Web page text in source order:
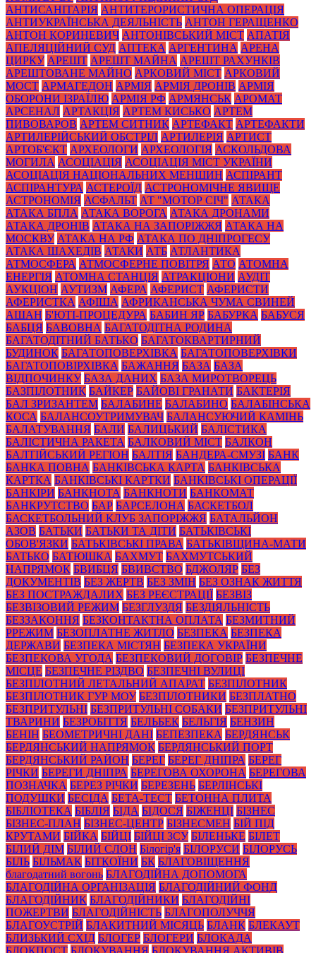
АНТИСАНІТАРІЯ АНТИТЕРОРИСТИЧНА ОПЕРАЦІЯ
АНТИУКРАЇНСЬКА ДЕЯЛЬНІСТЬ АНТОН ГЕРАЩЕНКО
АНТОН КОРИНЕВИЧ АНТОНІВСЬКИЙ МІСТ АПАТІЯ
АПЕЛЯЦІЙНИЙ СУД АПТЕКА АРГЕНТИНА АРЕНА
ЦИРКУ АРЕШТ АРЕШТ МАЙНА АРЕШТ РАХУНКІВ
АРЕШТОВАНЕ МАЙНО АРКОВИЙ МІСТ АРКОВИЙ
МОСТ АРМАГЕДОН АРМІЯ АРМІЯ ДРОНІВ АРМІЯ
ОБОРОНИ ІЗРАЇЛЮ АРМІЯ РФ АРМЯНСЬК АРОМАТ
АРСЕНАЛ АРТАКЦІЯ АРТЕМ КИСЬКО АРТЕМ
ПИВОВАРОВ АРТЕМ СИТНИК АРТЕФАКТ АРТЕФАКТИ
АРТИЛЕРІЙСЬКИЙ ОБСТРІЛ АРТИЛЕРІЯ АРТИСТ
АРТОБ'ЄКТ АРХЕОЛОГИ АРХЕОЛОГІЯ АСКОЛЬДОВА
МОГИЛА АСОЦІАЦІЯ АСОЦІАЦІЯ МІСТ УКРАЇНИ
АСОЦІАЦІЯ НАЦІОНАЛЬНИХ МЕНШИН АСПІРАНТ
АСПІРАНТУРА АСТЕРОЇД АСТРОНОМІЧНЕ ЯВИЩЕ
АСТРОНОМІЯ АСФАЛЬТ АТ "МОТОР СІЧ" АТАКА
АТАКА БПЛА АТАКА ВОРОГА АТАКА ДРОНАМИ
АТАКА ДРОНІВ АТАКА НА ЗАПОРІЖЖЯ АТАКА НА
МОСКВУ АТАКА НА РФ АТАКА ПО ДНІПРОГЕСУ
АТАКА ШАХЕДІВ АТАКИ АТБ АТЛАНТИКА
АТМОСФЕРА АТМОСФЕРНЕ ПОВІТРЯ АТО АТОМНА
ЕНЕРГІЯ АТОМНА СТАНЦІЯ АТРАКЦІОНИ АУДІТ
АУКЦІОН АУТИЗМ АФЕРА АФЕРИСТ АФЕРИСТИ
АФЕРИСТКА АФІША АФРИКАНСЬКА ЧУМА СВИНЕЙ
АШАН Б'ЮТІ-ПРОЦЕДУРА БАБИН ЯР БАБУРКА БАБУСЯ
БАБЦЯ БАВОВНА БАГАТОДІТНА РОДИНА
БАГАТОДІТНИЙ БАТЬКО БАГАТОКВАРТИРНИЙ
БУДИНОК БАГАТОПОВЕРХІВКА БАГАТОПОВЕРХІВКИ
БАГАТОПОВІРХІВКА БАЖАННЯ БАЗА БАЗА
ВІДПОЧИНКУ БАЗА ДАНИХ БАЗА МИРОТВОРЕЦЬ
БАЗПІЛОТНИК БАЙКЕР БАЙОВІ ГРАНАТИ БАКТЕРІЯ
БАЛ ЗРИЗАНТЕМ БАЛАБИНЕ БАЛАБИНО БАЛАБІНСЬКА
КОСА БАЛАНСОУТРИМУВАЧ БАЛАНСУЮЧИЙ КАМІНЬ
БАЛАТУВАННЯ БАЛИ БАЛИЦЬКИЙ БАЛІСТИКА
БАЛІСТИЧНА РАКЕТА БАЛКОВИЙ МІСТ БАЛКОН
БАЛТІЙСЬКИЙ РЕГІОН БАЛТІЯ БАНДЕРА-СМУЗІ БАНК
БАНКА ПОВНА БАНКІВСЬКА КАРТА БАНКІВСЬКА
КАРТКА БАНКІВСЬКІ КАРТКИ БАНКІВСЬКІ ОПЕРАЦІЇ
БАНКІРИ БАНКНОТА БАНКНОТИ БАНКОМАТ
БАНКРУТСТВО БАР БАРСЕЛОНА БАСКЕТБОЛ
БАСКЕТБОЛЬНИЙ КЛУБ ЗАПОРІЖЖЯ БАТАЛЬЙОН
АЗОВ БАТЬКИ БАТЬКИ ТА ДІТИ БАТЬКІВСЬКІ
ОБОВ'ЯЗКИ БАТЬКІВСЬКІ ПРАВА БАТЬКІВЩИНА-МАТИ
БАТЬКО БАТЮШКА БАХМУТ БАХМУТСЬКИЙ
НАПРЯМОК БВИБЦЯ БВИВСТВО БДЖОЛЯР БЕЗ
ДОКУМЕНТІВ БЕЗ ЖЕРТВ БЕЗ ЗМІН БЕЗ ОЗНАК ЖИТТЯ
БЕЗ ПОСТРАЖДАЛИХ БЕЗ РЕЄСТРАЦІЇ БЕЗВІЗ
БЕЗВІЗОВИЙ РЕЖИМ БЕЗГЛУЗДЯ БЕЗДІЯЛЬНІСТЬ
БЕЗЗАКОННЯ БЕЗКОНТАКТНА ОПЛАТА БЕЗМИТНИЙ
РРЕЖИМ БЕЗОПЛАТНЕ ЖИТЛО БЕЗПЕКА БЕЗПЕКА
ДЕРЖАВИ БЕЗПЕКА МІСТЯН БЕЗПЕКА УКРАЇНИ
БЕЗПЕКОВА УГОДА БЕЗПЕКОВИЙ ДОГОВІР БЕЗПЕЧНЕ
МІСЦЕ БЕЗПЕЧНЕ РІЗДВО БЕЗПЕЧНІ ВУЛИЦІ
БЕЗПІЛОТНИЙ ЛЕТАЛЬНИЙ АПАРАТ БЕЗПІЛОТНИК
БЕЗПІЛОТНИК ГУР МОУ БЕЗПІЛОТНИКИ БЕЗПЛАТНО
БЕЗПРИТУЛЬНІ БЕЗПРИТУЛЬНІ СОБАКИ БЕЗПРИТУЛЬНІ
ТВАРИНИ БЕЗРОБІТТЯ БЕЛЬБЕК БЕЛЬГІЯ БЕНЗИН
БЕНІН БЕОМЕТРИЧНІ ДАНІ БЕПЕЗПЕКА БЕРДЯНСЬК
БЕРДЯНСЬКИЙ НАПРЯМОК БЕРДЯНСЬКИЙ ПОРТ
БЕРДЯНСЬКИЙ РАЙОН БЕРЕГ БЕРЕГ ДНІПРА БЕРЕГ
РІЧКИ БЕРЕГИ ДНІПРА БЕРЕГОВА ОХОРОНА БЕРЕГОВА
ПОЗНАЧКА БЕРЕЗ РІЧКИ БЕРЕЗЕНЬ БЕРЛІНСЬКІ
ПОДУШКИ БЕСІДА БЕТА-ТЕСТ БЕТОННА ПЛИТА
БІБЛІОТЕКА БІБЛІЯ БІДА БІДОСЯ БІЖЕНЦІ БІЗНЕС
БІЗНЕС-ПЛАН БІЗНЕС-ЦЕНТР БІЗНЕСМЕН БІЙ ПІД
КРУТАМИ БІЙКА БІЙЦІ БІЙЦІ ЗСУ БІЛЕНЬКЕ БІЛЕТ
БІЛИЙ ДІМ БІЛИЙ СЛОН Білогір'я БІЛОРУСИ БІЛОРУСЬ
БІЛЬ БІЛЬМАК БІТКОЇНИ БК БЛАГОВІЩЕННЯ
благодатний вогонь БЛАГОДІЙНА ДОПОМОГА
БЛАГОДІЙНА ОРГАНІЗАЦІЯ БЛАГОДІЙНИЙ ФОНД
БЛАГОДІЙНИК БЛАГОДІЙНИКИ БЛАГОДІЙНІ
ПОЖЕРТВИ БЛАГОДІЙНІСТЬ БЛАГОПОЛУЧЧЯ
БЛАГОУСТРІЙ БЛАКИТНИЙ МІСЯЦЬ БЛАНК БЛЕКАУТ
БЛИЗЬКИЙ СХІД БЛОГЕР БЛОГЕРИ БЛОКАДА
БЛОКПОСТ БЛОКУВАННЯ БЛОКУВАННЯ АКТИВІВ